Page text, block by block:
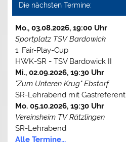
Die nächsten Termine:
Mo., 03.08.2026, 19:00 Uhr
Sportplatz TSV Bardowick
1. Fair-Play-Cup
HWK-SR - TSV Bardowick II
Mi., 02.09.2026, 19:30 Uhr
"Zum Unteren Krug" Ebstorf
SR-Lehrabend mit Gastreferent
Mo. 05.10.2026, 19:30 Uhr
Vereinsheim TV Rätzlingen
SR-Lehrabend
Alle Termine...